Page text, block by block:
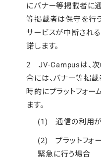
にバナー等掲載者に
等掲載者は保守を行
サービスが中断され
諾します。
2 JV-Campusは、次
合には、バナー等掲載
時的にプラットフォー
ます。
(1) 通信の利用が
(2) プラットフォ
緊急に行う場合